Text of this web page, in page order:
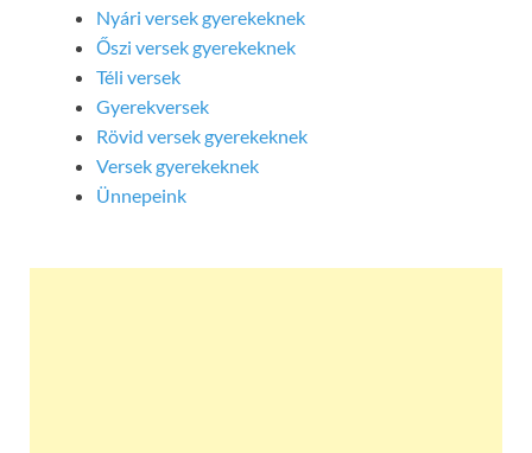
Nyári versek gyerekeknek
Őszi versek gyerekeknek
Téli versek
Gyerekversek
Rövid versek gyerekeknek
Versek gyerekeknek
Ünnepeink